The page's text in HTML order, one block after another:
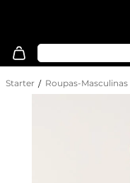
Starter Roupas-Masculinas